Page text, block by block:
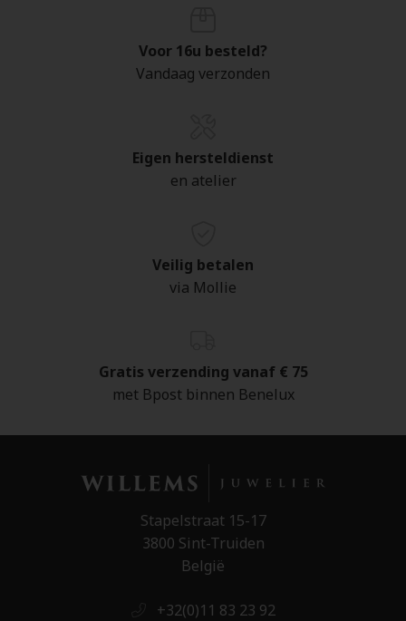
Voor 16u besteld?
Vandaag verzonden
Eigen hersteldienst
en atelier
Veilig betalen
via Mollie
Gratis verzending vanaf € 75
met Bpost binnen Benelux
Stapelstraat 15-17
3800 Sint-Truiden
België
+32(0)11 83 23 92